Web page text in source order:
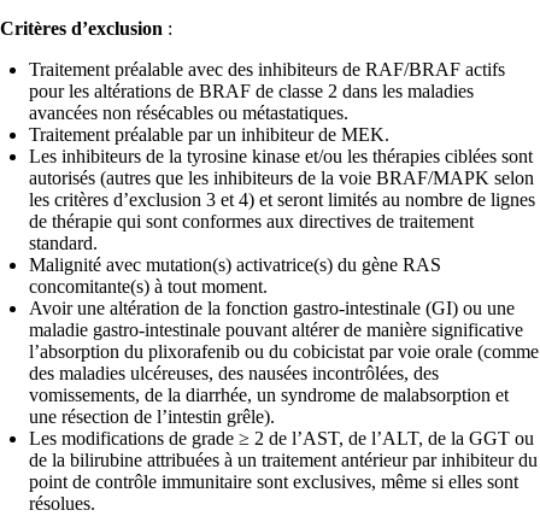
Critères d’exclusion :
Traitement préalable avec des inhibiteurs de RAF/BRAF actifs
pour les altérations de BRAF de classe 2 dans les maladies
avancées non résécables ou métastatiques.
Traitement préalable par un inhibiteur de MEK.
Les inhibiteurs de la tyrosine kinase et/ou les thérapies ciblées sont
autorisés (autres que les inhibiteurs de la voie BRAF/MAPK selon
les critères d’exclusion 3 et 4) et seront limités au nombre de lignes
de thérapie qui sont conformes aux directives de traitement
standard.
Malignité avec mutation(s) activatrice(s) du gène RAS
concomitante(s) à tout moment.
Avoir une altération de la fonction gastro-intestinale (GI) ou une
maladie gastro-intestinale pouvant altérer de manière significative
l’absorption du plixorafenib ou du cobicistat par voie orale (comme
des maladies ulcéreuses, des nausées incontrôlées, des
vomissements, de la diarrhée, un syndrome de malabsorption et
une résection de l’intestin grêle).
Les modifications de grade ≥ 2 de l’AST, de l’ALT, de la GGT ou
de la bilirubine attribuées à un traitement antérieur par inhibiteur du
point de contrôle immunitaire sont exclusives, même si elles sont
résolues.